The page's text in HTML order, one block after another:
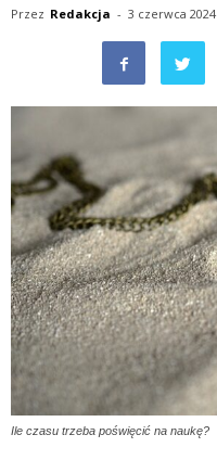
Przez Redakcja - 3 czerwca 2024
Ile czasu trzeba poświęcić na naukę?